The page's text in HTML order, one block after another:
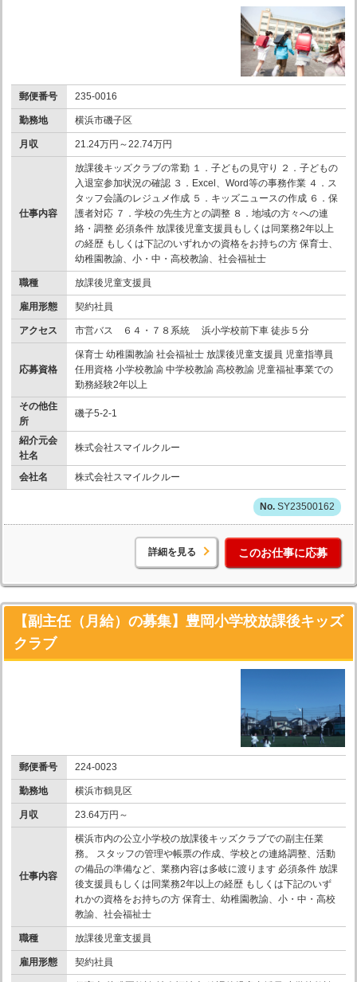
郵便番号 235-0016
勤務地 横浜市磯子区
月収 21.24万円～22.74万円
仕事内容
放課後キッズクラブの常勤 １．子どもの見守り ２．子どもの
入退室参加状況の確認 ３．Excel、Word等の事務作業 ４．ス
タッフ会議のレジュメ作成 ５．キッズニュースの作成 ６．保
護者対応 ７．学校の先生方との調整 ８．地域の方々への連
絡・調整 必須条件 放課後児童支援員もしくは同業務2年以上
の経歴 もしくは下記のいずれかの資格をお持ちの方 保育士、
幼稚園教諭、小・中・高校教諭、社会福祉士
職種 放課後児童支援員
雇用形態 契約社員
アクセス 市営バス ６４・７８系統 浜小学校前下車 徒歩５分
応募資格
保育士 幼稚園教諭 社会福祉士 放課後児童支援員 児童指導員
任用資格 小学校教諭 中学校教諭 高校教諭 児童福祉事業での
勤務経験2年以上
その他住
所
磯子5-2-1
紹介元会
社名
株式会社スマイルクルー
会社名 株式会社スマイルクルー
SY23500162
詳細を見る このお仕事に応募
【副主任（月給）の募集】豊岡小学校放課後キッズ
クラブ
郵便番号 224-0023
勤務地 横浜市鶴見区
月収 23.64万円～
仕事内容
横浜市内の公立小学校の放課後キッズクラブでの副主任業
務。 スタッフの管理や帳票の作成、学校との連絡調整、活動
の備品の準備など、業務内容は多岐に渡ります 必須条件 放課
後支援員もしくは同業務2年以上の経歴 もしくは下記のいず
れかの資格をお持ちの方 保育士、幼稚園教諭、小・中・高校
教諭、社会福祉士
職種 放課後児童支援員
雇用形態 契約社員